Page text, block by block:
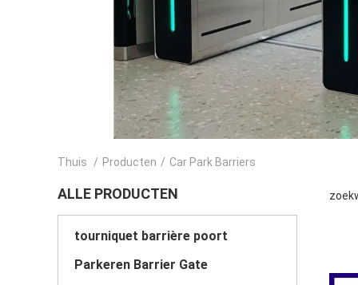
Thuis / Producten / Car Park Barriers
ALLE PRODUCTEN
tourniquet barrière poort
Parkeren Barrier Gate